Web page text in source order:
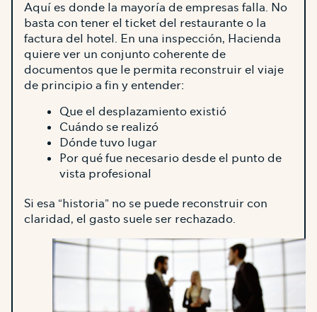
Aquí es donde la mayoría de empresas falla. No
basta con tener el ticket del restaurante o la
factura del hotel. En una inspección, Hacienda
quiere ver un conjunto coherente de
documentos que le permita reconstruir el viaje
de principio a fin y entender:
Que el desplazamiento existió
Cuándo se realizó
Dónde tuvo lugar
Por qué fue necesario desde el punto de
vista profesional
Si esa “historia” no se puede reconstruir con
claridad, el gasto suele ser rechazado.